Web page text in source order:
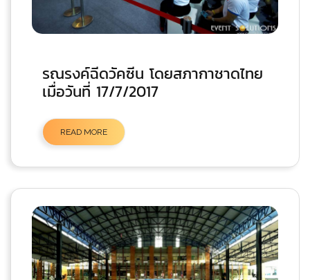
รณรงค์ฉีดวัคซีน โดยสภากาชาดไทย
เมื่อวันที่ 17/7/2017
READ MORE